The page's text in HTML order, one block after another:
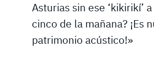
Asturias sin ese ‘kikirikí’
cinco de la mañana? ¡Es
patrimonio acústico!»